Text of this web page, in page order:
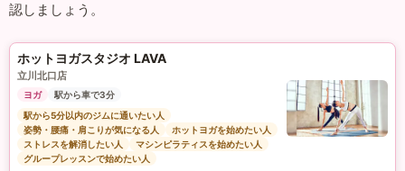
認しましょう。
ホットヨガスタジオ LAVA
立川北口店
ヨガ
駅から車で3分
駅から5分以内のジムに通いたい人
姿勢・腰痛・肩こりが気になる人
ホットヨガを始めたい人
ストレスを解消したい人
マシンピラティスを始めたい人
グループレッスンで始めたい人